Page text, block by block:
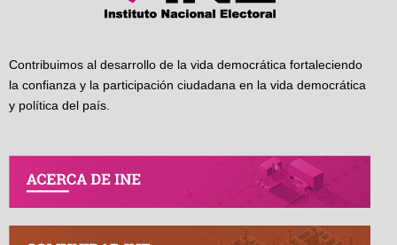
Contribuimos al desarrollo de la vida democrática fortaleciendo
la confianza y la participación ciudadana en la vida democrática
y política del país.